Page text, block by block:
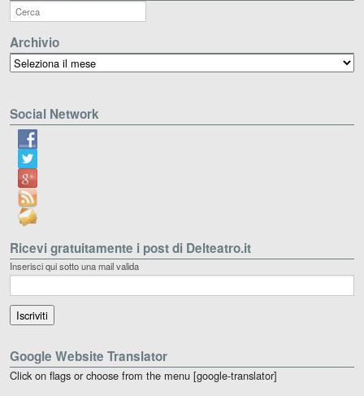
Archivio
Archivio
Social Network
Ricevi gratuitamente i post di Delteatro.it
Inserisci qui sotto una mail valida
Google Website Translator
Click on flags or choose from the menu [google-translator]